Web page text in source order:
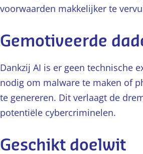
voorwaarden makkelijker te
Gemotiveerde
Dankzij AI is er geen technische
nodig om malware te maken of
te genereren. Dit verlaagt de
potentiële cybercriminelen.
Geschikt doelwit